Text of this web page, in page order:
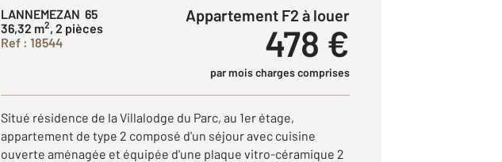
LANNEMEZAN 65
36,32 m2, 2 pièces
Ref : 18544
Appartement F2 à louer
478 €
par mois charges comprises
Situé résidence de la Villalodge du Parc, au 1er étage,
appartement de type 2 composé d'un séjour avec cuisine
ouverte aménagée et équipée d'une plaque vitro-céramique 2